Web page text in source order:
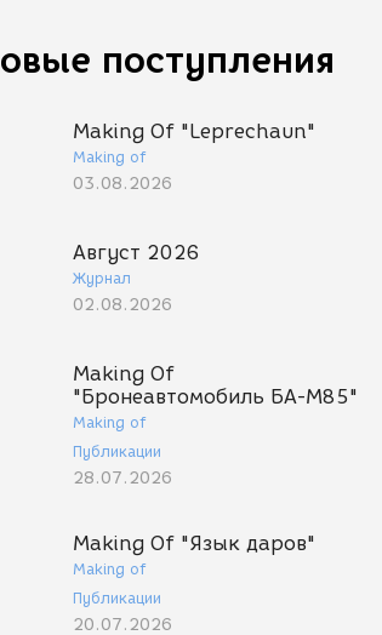
поступления
Making Of "Leprechaun"
Making of
03.08.2026
Август 2026
Журнал
02.08.2026
Making Of
"Бронеавтомобиль БА-М85"
Making of
Публикации
28.07.2026
Making Of "Язык даров"
Making of
Публикации
20.07.2026